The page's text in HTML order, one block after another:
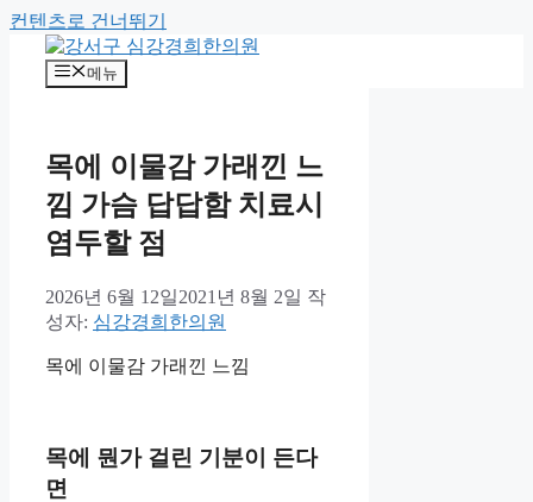
컨텐츠로 건너뛰기
메뉴
목에 이물감 가래낀 느
낌 가슴 답답함 치료시
염두할 점
2026년 6월 12일2021년 8월 2일 작
성자: 심강경희한의원
목에 이물감 가래낀 느낌
목에 뭔가 걸린 기분이 든다
면